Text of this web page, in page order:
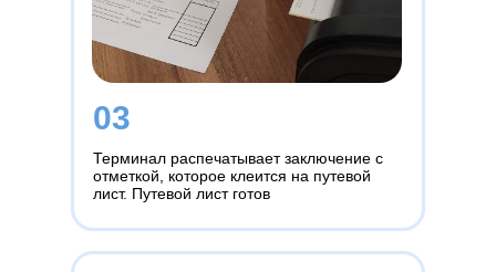
Терминал распечатывает заключение с
отметкой, которое клеится на путевой
лист. Путевой лист готов
03